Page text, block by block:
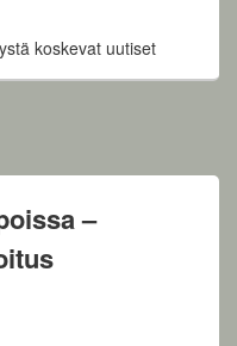
koskevat uutiset
–